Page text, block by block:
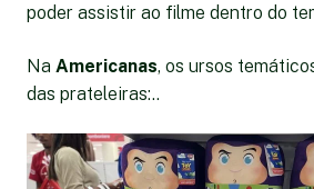
poder assistir ao filme dentro do
Na Americanas, os ursos
das prateleiras:..